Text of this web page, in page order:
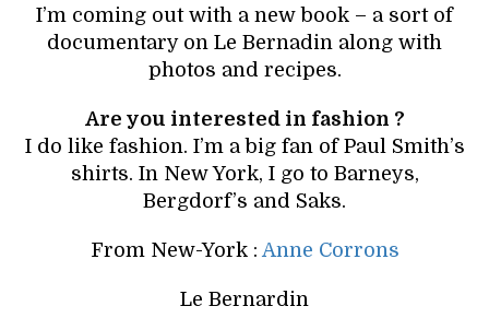
I’m coming out with a new book – a sort of
documentary on Le Bernadin along with
photos and recipes.
Are you interested in fashion ?
I do like fashion. I’m a big fan of Paul Smith’s
shirts. In New York, I go to Barneys,
Bergdorf’s and Saks.
From New-York : Anne Corrons
Le Bernardin